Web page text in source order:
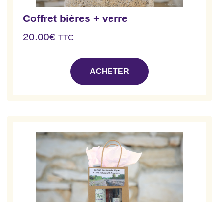
Coffret bières + verre
20.00€ TTC
ACHETER